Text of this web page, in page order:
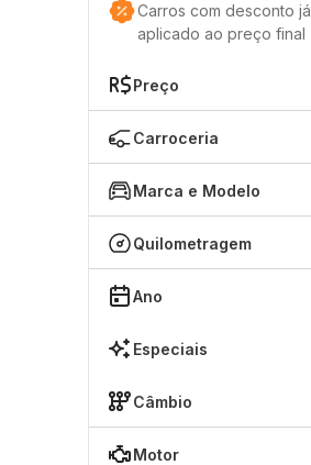
Carros com desconto já
aplicado ao preço final
Preço
Carroceria
Marca e Modelo
Quilometragem
Ano
Especiais
Câmbio
Motor